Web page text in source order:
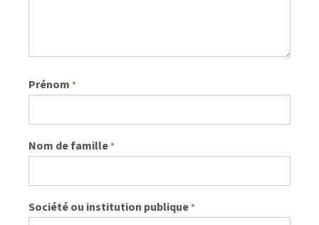
Prénom *
Nom de famille*
Société ou institution publique*